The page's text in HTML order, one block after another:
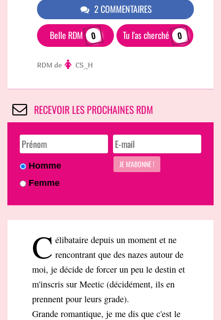
2 COMMENTAIRES
Belle RDM 0 Tu l'as cherché 0
RDM de CS_H
RECEVOIR LES PROCHAINES RDM
Homme
Femme
C élibataire depuis un moment et ne
rencontrant que des nazes autour de
moi, je décide de forcer un peu le destin et
m'inscris sur Meetic (décidément, ils en
prennent pour leurs grade).
Grande romantique, je me dis que c'est le